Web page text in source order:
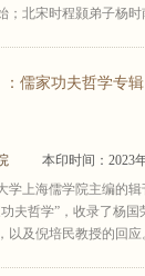
；北宋时程颢弟子杨
儒家功夫哲学专辑
本印时间：2023
学上海儒学院主编的
夫哲学”，收录了杨
以及倪培民教授的回